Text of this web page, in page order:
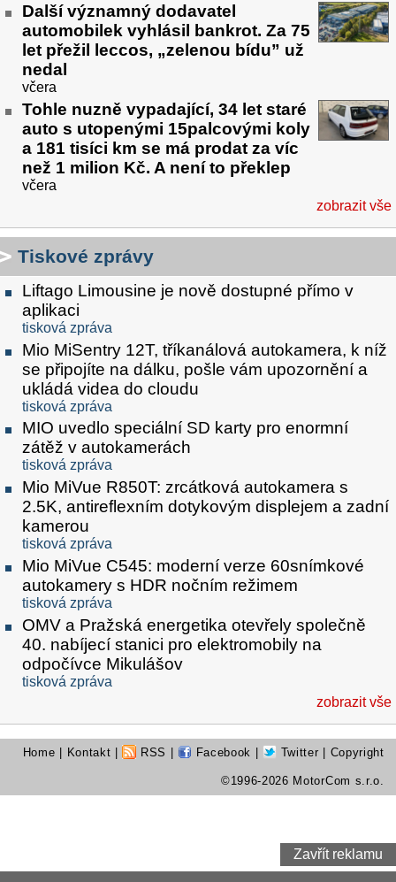
Další významný dodavatel
automobilek vyhlásil bankrot. Za 75
let přežil leccos, „zelenou bídu” už
nedal
včera
Tohle nuzně vypadající, 34 let staré
auto s utopenými 15palcovými koly
a 181 tisíci km se má prodat za víc
než 1 milion Kč. A není to překlep
včera
zobrazit vše
Tiskové zprávy
Liftago Limousine je nově dostupné přímo v
aplikaci
tisková zpráva
Mio MiSentry 12T, tříkanálová autokamera, k níž
se připojíte na dálku, pošle vám upozornění a
ukládá videa do cloudu
tisková zpráva
MIO uvedlo speciální SD karty pro enormní
zátěž v autokamerách
tisková zpráva
Mio MiVue R850T: zrcátková autokamera s
2.5K, antireflexním dotykovým displejem a zadní
kamerou
tisková zpráva
Mio MiVue C545: moderní verze 60snímkové
autokamery s HDR nočním režimem
tisková zpráva
OMV a Pražská energetika otevřely společně
40. nabíjecí stanici pro elektromobily na
odpočívce Mikulášov
tisková zpráva
zobrazit vše
Home Kontakt RSS Facebook Twitter | Copyright
©1996-2026 MotorCom s.r.o.
Zavřít reklamu